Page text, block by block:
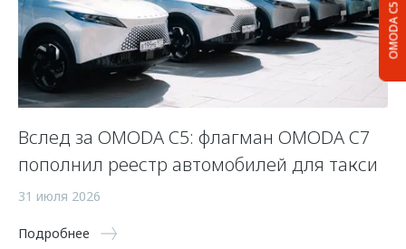
OMODA C5
Вслед за OMODA C5: флагман OMODA C7
пополнил реестр автомобилей для такси
31 июля 2026
Подробнее